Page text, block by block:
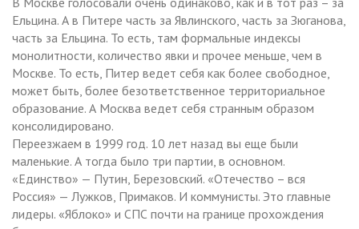
Ельцина. А в Питере часть за Явлинского, часть за Зюганова,
часть за Ельцина. То есть, там формальные индексы
монолитности, количество явки и прочее меньше, чем в
Москве. То есть, Питер ведет себя как более свободное,
может быть, более безответственное территориальное
образование. А Москва ведет себя странным образом
консолидировано.
Переезжаем в 1999 год. 10 лет назад вы еще были
маленькие. А тогда было три партии, в основном.
«Единство» — Путин, Березовский. «Отечество – вся
Россия» — Лужков, Примаков. И коммунисты. Это главные
лидеры. «Яблоко» и СПС почти на границе прохождения